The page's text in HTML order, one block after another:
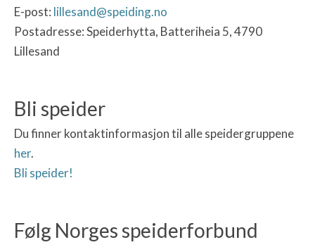
E-post: lillesand@speiding.no
Postadresse: Speiderhytta, Batteriheia 5, 4790
Lillesand
Bli speider
Du finner kontaktinformasjon til alle speidergruppene
her.
Bli speider!
Følg Norges speiderforbund